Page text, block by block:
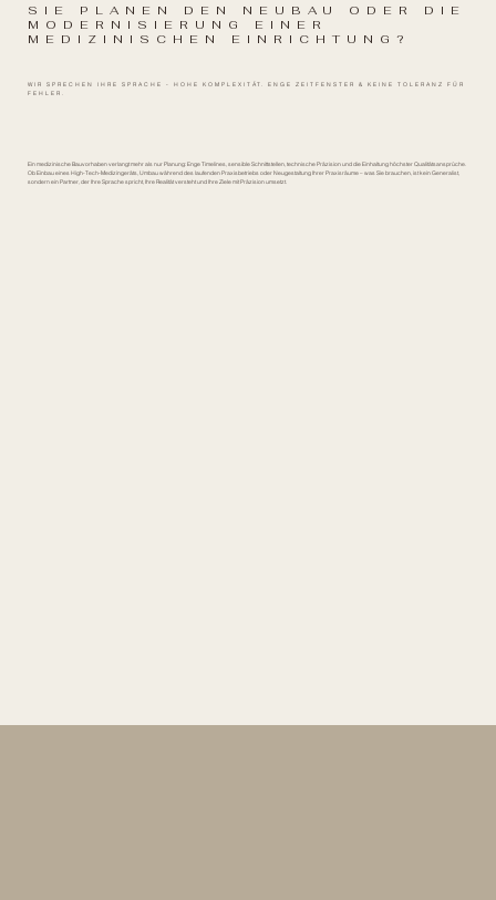
SIE PLANEN DEN NEUBAU ODER DIE
MODERNISIERUNG EINER
MEDIZINISCHEN EINRICHTUNG?
WIR SPRECHEN IHRE SPRACHE - HOHE KOMPLEXITÄT. ENGE ZEITFENSTER & KEINE TOLERANZ FÜR
FEHLER.
Ein medizinische Bauvorhaben verlangt mehr als nur Planung: Enge Timelines, sensible Schnittstellen, technische Präzision und die Einhaltung höchster Qualitätsansprüche.
Ob Einbau eines High-Tech-Medizingeräts, Umbau während des laufenden Praxisbetriebs oder Neugestaltung Ihrer Praxisräume – was Sie brauchen, ist kein Generalist,
sondern ein Partner, der Ihre Sprache spricht, Ihre Realität versteht und Ihre Ziele mit Präzision umsetzt.